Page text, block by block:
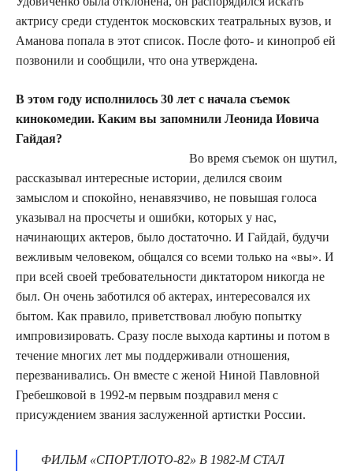
актрису среди студенток московских театральных вузов, и
Аманова попала в этот список. После фото- и кинопроб ей
позвонили и сообщили, что она утверждена.
В этом году исполнилось 30 лет с начала съемок
кинокомедии. Каким вы запомнили Леонида Иовича
Гайдая?
Во время съемок он шутил,
рассказывал интересные истории, делился своим
замыслом и спокойно, ненавязчиво, не повышая голоса
указывал на просчеты и ошибки, которых у нас,
начинающих актеров, было достаточно. И Гайдай, будучи
вежливым человеком, общался со всеми только на «вы». И
при всей своей требовательности диктатором никогда не
был. Он очень заботился об актерах, интересовался их
бытом. Как правило, приветствовал любую попытку
импровизировать. Сразу после выхода картины и потом в
течение многих лет мы поддерживали отношения,
перезванивались. Он вместе с женой Ниной Павловной
Гребешковой в 1992-м первым поздравил меня с
присуждением звания заслуженной артистки России.
ФИЛЬМ «СПОРТЛОТО-82» В 1982-М СТАЛ